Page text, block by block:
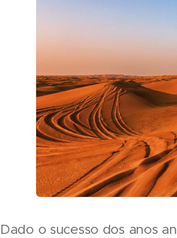
Dado o sucesso dos anos